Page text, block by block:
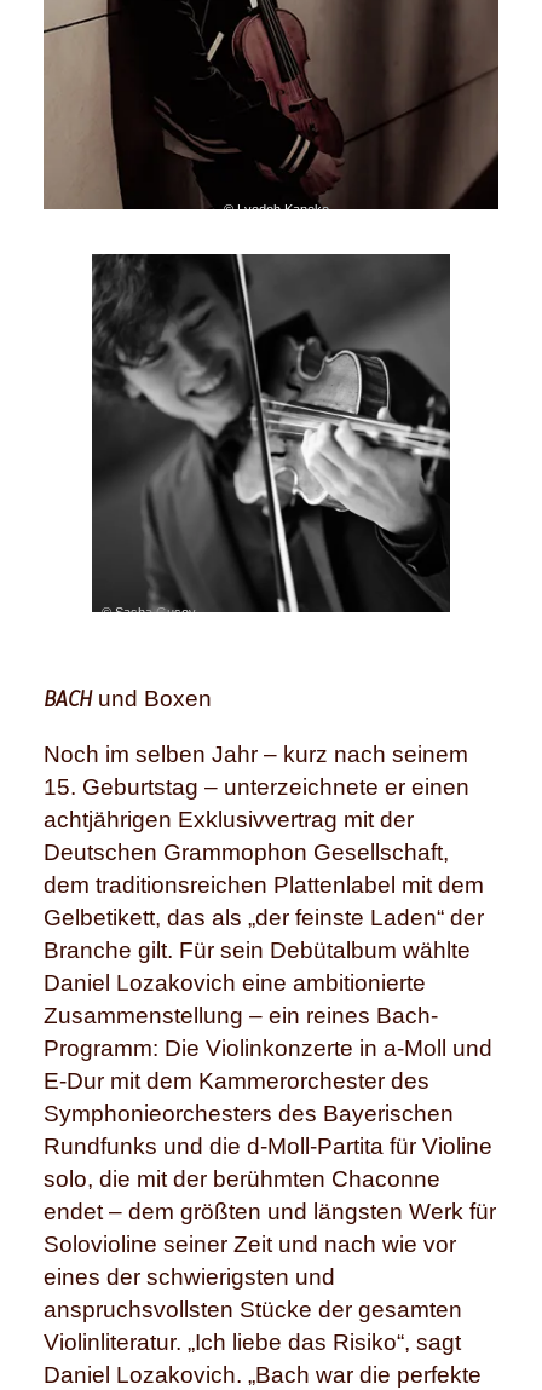
© Lyodoh Kaneko
© Sasha Gusov
BACHund Boxen
Noch im selben Jahr – kurz nach seinem
15. Geburtstag – unterzeichnete er einen
achtjährigen Exklusivvertrag mit der
Deutschen Grammophon Gesellschaft,
dem traditionsreichen Plattenlabel mit dem
Gelbetikett, das als „der feinste Laden“ der
Branche gilt. Für sein Debütalbum wählte
Daniel Lozakovich eine ambitionierte
Zusammenstellung – ein reines Bach-
Programm: Die Violinkonzerte in a-Moll und
E-Dur mit dem Kammerorchester des
Symphonieorchesters des Bayerischen
Rundfunks und die d-Moll-Partita für Violine
solo, die mit der berühmten Chaconne
endet – dem größten und längsten Werk für
Solovioline seiner Zeit und nach wie vor
eines der schwierigsten und
anspruchsvollsten Stücke der gesamten
Violinliteratur. „Ich liebe das Risiko“, sagt
Daniel Lozakovich. „Bach war die perfekte